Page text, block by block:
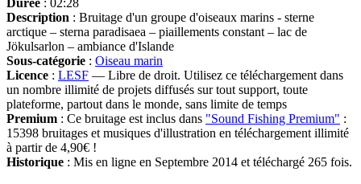
Description : Bruitage d'un groupe d'oiseaux marins - sterne
arctique – sterna paradisaea – piaillements constant – lac de
Jökulsarlon – ambiance d'Islande
Sous-catégorie : Oiseau marin
Licence : LESF — Libre de droit. Utilisez ce téléchargement dans
un nombre illimité de projets diffusés sur tout support, toute
plateforme, partout dans le monde, sans limite de temps
Premium : Ce bruitage est inclus dans "Sound Fishing Premium" :
15398 bruitages et musiques d'illustration en téléchargement illimité
à partir de 4,90€ !
Historique : Mis en ligne en Septembre 2014 et téléchargé 265 fois.